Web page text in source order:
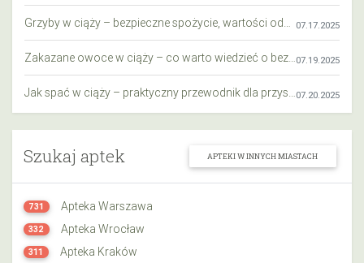
Grzyby w ciąży – bezpieczne spożycie, wartości odżywcze i zagrożenia 07.17.2025
Zakazane owoce w ciąży – co warto wiedzieć o bezpieczeństwie diety przyszłej mamy?07.19.2025
Jak spać w ciąży – praktyczny przewodnik dla przyszłych mam07.20.2025
Szukaj aptek APTEKI W INNYCH MIASTACH
731 Apteka Warszawa
332 Apteka Wrocław
311 Apteka Kraków